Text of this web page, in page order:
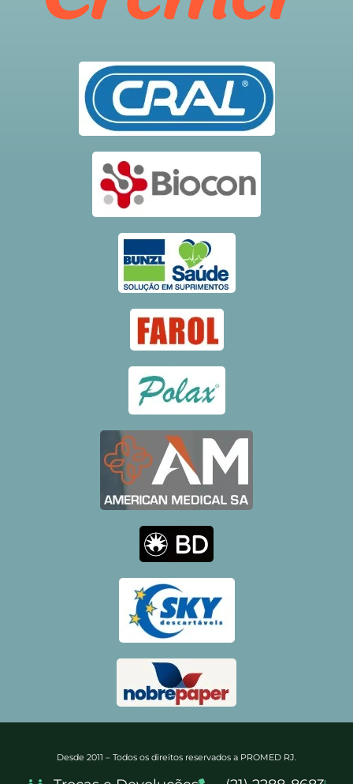
Desde 2011 – Todos os direitos reservados a PROMED RJ.